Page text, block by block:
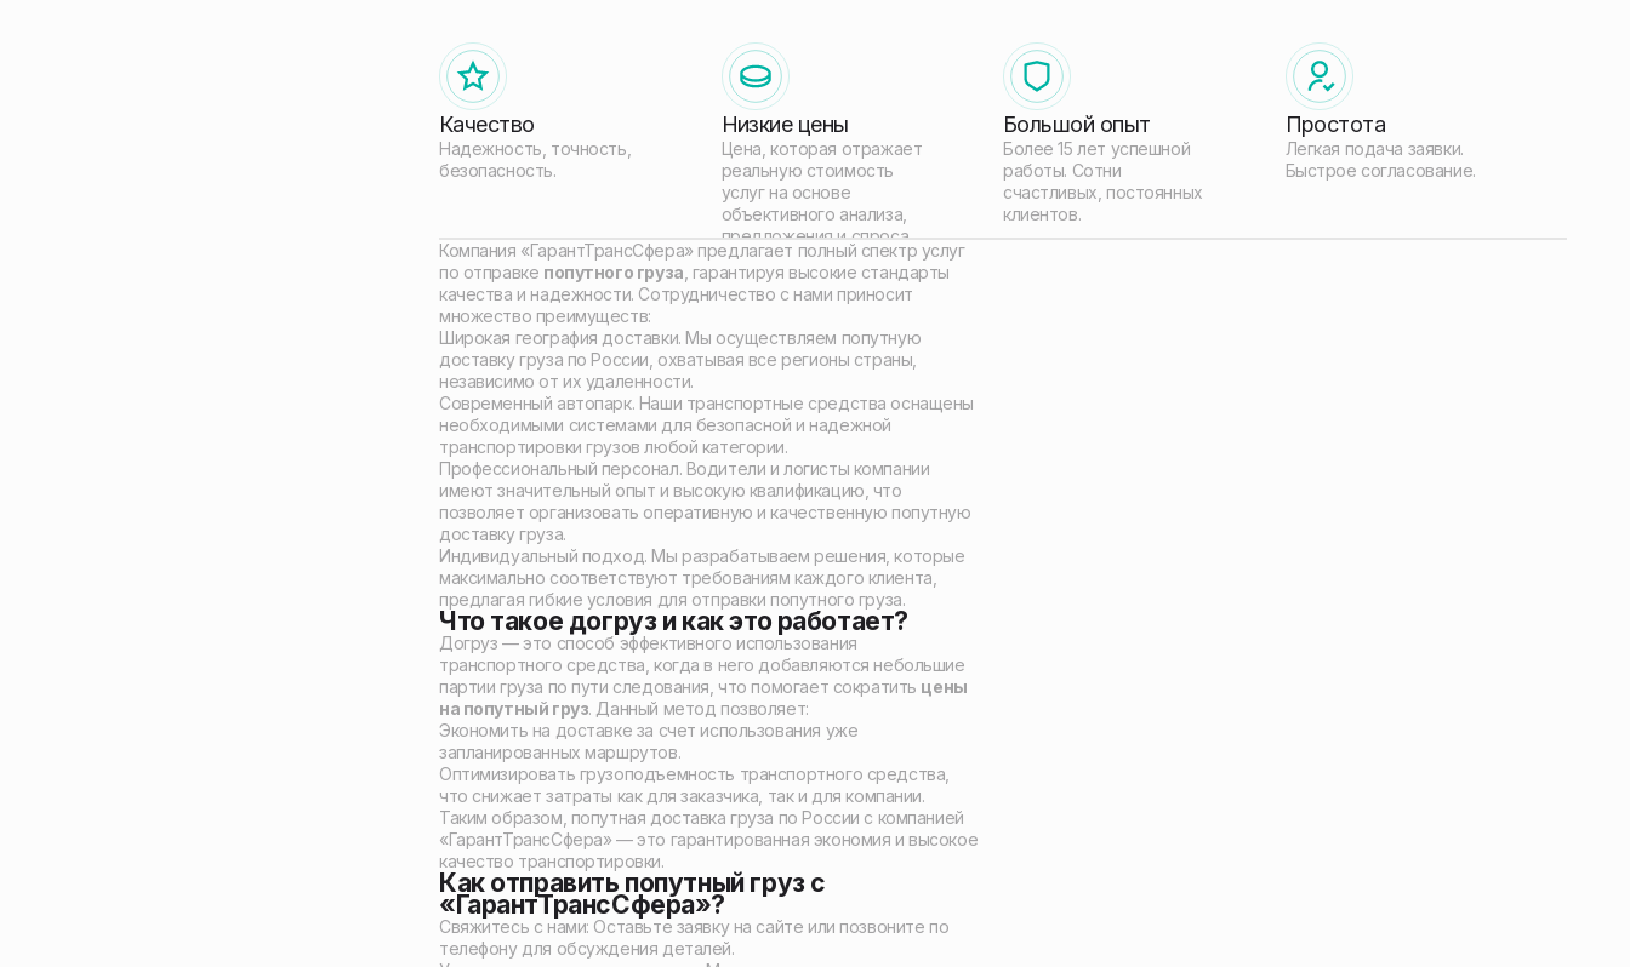
Качество
Надежность, точность,
безопасность.
Низкие цены
Цена, которая отражает
реальную стоимость
услуг на основе
объективного анализа,
предложения и спроса.
Большой опыт
Более 15 лет успешной
работы. Сотни
счастливых, постоянных
клиентов.
Простота
Легкая подача заявки.
Быстрое согласование.
Компания «ГарантТрансСфера» предлагает полный спектр услуг
по отправке попутного груза , гарантируя высокие стандарты
качества и надежности. Сотрудничество с нами приносит
множество преимуществ:
Широкая география доставки. Мы осуществляем попутную
доставку груза по России, охватывая все регионы страны,
независимо от их удаленности.
Современный автопарк. Наши транспортные средства оснащены
необходимыми системами для безопасной и надежной
транспортировки грузов любой категории.
Профессиональный персонал. Водители и логисты компании
имеют значительный опыт и высокую квалификацию, что
позволяет организовать оперативную и качественную попутную
доставку груза.
Индивидуальный подход. Мы разрабатываем решения, которые
максимально соответствуют требованиям каждого клиента,
предлагая гибкие условия для отправки попутного груза.
Что такое догруз и как это работает?
Догруз — это способ эффективного использования
транспортного средства, когда в него добавляются небольшие
партии груза по пути следования, что помогает сократить цены
на попутный груз. Данный метод позволяет:
Экономить на доставке за счет использования уже
запланированных маршрутов.
Оптимизировать грузоподъемность транспортного средства,
что снижает затраты как для заказчика, так и для компании.
Таким образом, попутная доставка груза по России с компанией
«ГарантТрансСфера» — это гарантированная экономия и высокое
качество транспортировки.
Как отправить попутный груз с
«ГарантТрансСфера»?
Свяжитесь с нами: Оставьте заявку на сайте или позвоните по
телефону для обсуждения деталей.